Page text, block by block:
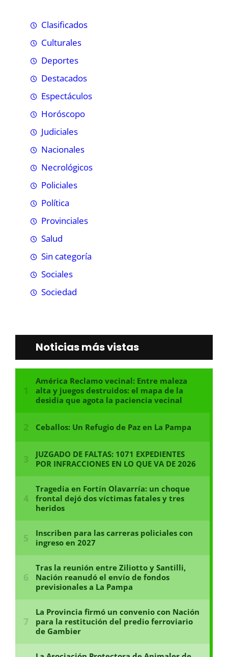
Clasificados
Culturales
Deportes
Destacados
Espectáculos
Horóscopo
Judiciales
Nacionales
Necrológicos
Policiales
Política
Provinciales
Salud
Sin categoría
Sociales
Sociedad
Noticias más vistas